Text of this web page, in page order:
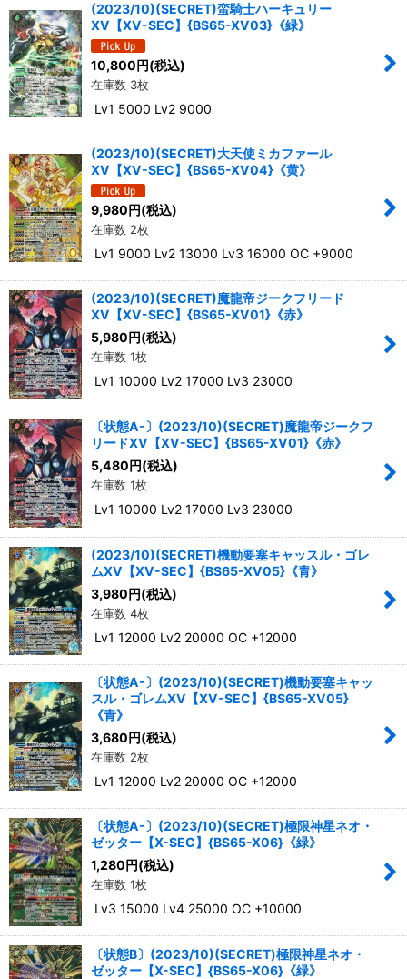
(2023/10)(SECRET)蛮騎士ハーキュリー
XV【XV-SEC】{BS65-XV03}《緑》
10,800円(税込)
在庫数 3枚
Lv1 5000 Lv2 9000
(2023/10)(SECRET)大天使ミカファール
XV【XV-SEC】{BS65-XV04}《黄》
9,980円(税込)
在庫数 2枚
Lv1 9000 Lv2 13000 Lv3 16000 OC +9000
(2023/10)(SECRET)魔龍帝ジークフリード
XV【XV-SEC】{BS65-XV01}《赤》
5,980円(税込)
在庫数 1枚
Lv1 10000 Lv2 17000 Lv3 23000
〔状態A-〕(2023/10)(SECRET)魔龍帝ジークフ
リードXV【XV-SEC】{BS65-XV01}《赤》
5,480円(税込)
在庫数 1枚
Lv1 10000 Lv2 17000 Lv3 23000
(2023/10)(SECRET)機動要塞キャッスル・ゴレ
ムXV【XV-SEC】{BS65-XV05}《青》
3,980円(税込)
在庫数 4枚
Lv1 12000 Lv2 20000 OC +12000
〔状態A-〕(2023/10)(SECRET)機動要塞キャッ
スル・ゴレムXV【XV-SEC】{BS65-XV05}
《青》
3,680円(税込)
在庫数 2枚
Lv1 12000 Lv2 20000 OC +12000
〔状態A-〕(2023/10)(SECRET)極限神星ネオ・
ゼッター【X-SEC】{BS65-X06}《緑》
1,280円(税込)
在庫数 1枚
Lv3 15000 Lv4 25000 OC +10000
〔状態B〕(2023/10)(SECRET)極限神星ネオ・
ゼッター【X-SEC】{BS65-X06}《緑》